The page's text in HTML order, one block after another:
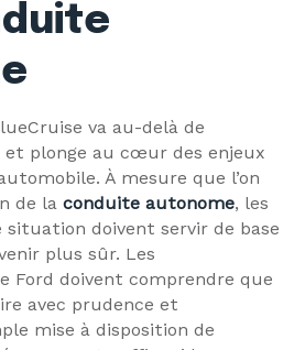
va au-delà de
et plonge au cœur des enjeux
À mesure que l’on
de la conduite autonome, les
doivent servir de base
plus sûr. Les
Ford doivent comprendre que
avec prudence et
mise à disposition de